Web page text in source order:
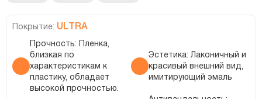
Покрытие: ULTRA
Прочность: Пленка,
близкая по
характеристикам к
пластику, обладает
высокой прочностью.
Эстетика: Лаконичный и
красивый внешний вид,
имитирующий эмаль